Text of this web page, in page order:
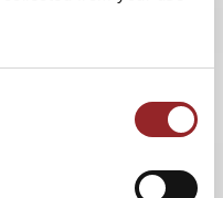
fehlt; verlaufen,
Menge
dass der Ausbilder